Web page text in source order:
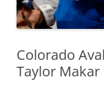
Colorado
Taylor Makar